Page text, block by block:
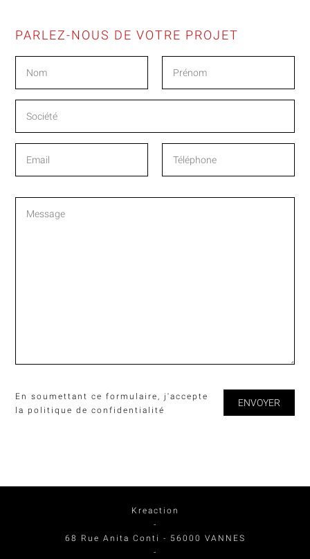
PARLEZ-NOUS DE VOTRE PROJET
En soumettant ce formulaire, j'accepte
la politique de confidentialité
Kreaction
-
68 Rue Anita Conti - 56000 VANNES
-